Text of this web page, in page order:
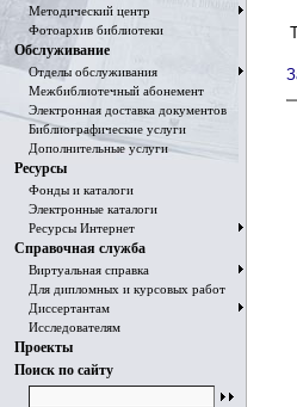
Методический центр
Фотоархив библиотеки
Обслуживание
Отделы обслуживания
Межбиблиотечный абонемент
Электронная доставка документов
Библиографические услуги
Дополнительные услуги
Ресурсы
Фонды и каталоги
Электронные каталоги
Ресурсы Интернет
Справочная служба
Виртуальная справка
Для дипломных и курсовых работ
Диссертантам
Исследователям
Проекты
Поиск по сайту